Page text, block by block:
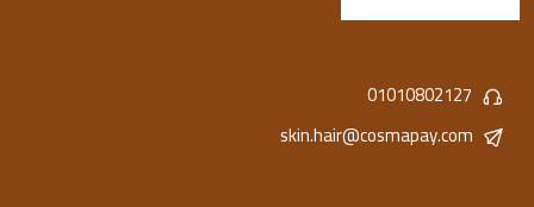
01010802127
skin.hair@cosmapay.com